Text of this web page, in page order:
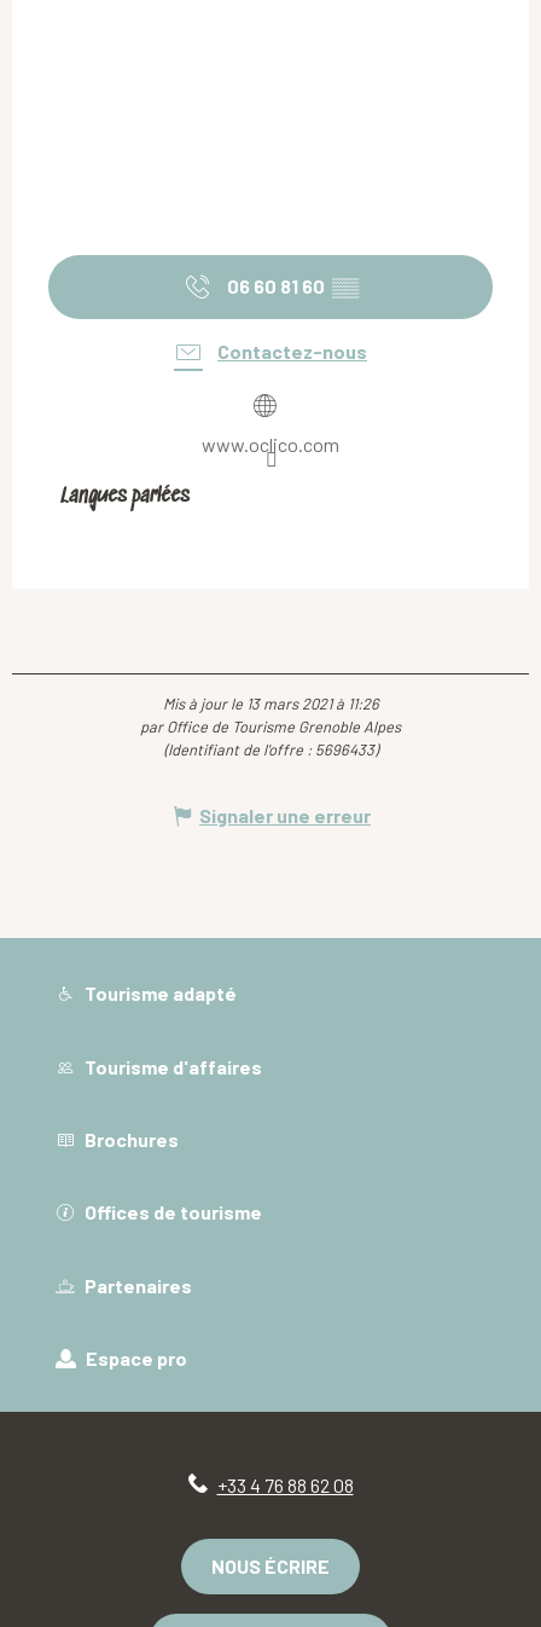
06 60 81 60 ▒▒
Contactez-nous
www.oclico.com
Langues parlées
Langues parlées
Mis à jour le 13 mars 2021 à 11:26
par Office de Tourisme Grenoble Alpes
(Identifiant de l'offre : 5696433)
Signaler une erreur
Tourisme adapté
Tourisme d'affaires
Brochures
Offices de tourisme
Partenaires
Espace pro
+33 4 76 88 62 08
NOUS ÉCRIRE